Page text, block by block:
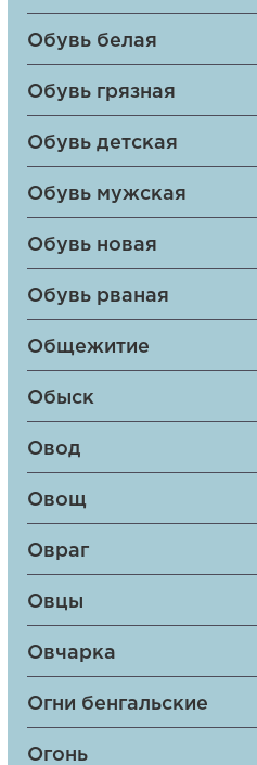
Обувь белая
Обувь грязная
Обувь детская
Обувь мужская
Обувь новая
Обувь рваная
Общежитие
Обыск
Овод
Овощ
Овраг
Овцы
Овчарка
Огни бенгальские
Огонь